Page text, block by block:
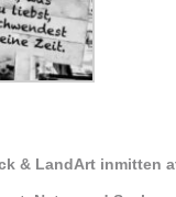
& LandArt inmitten